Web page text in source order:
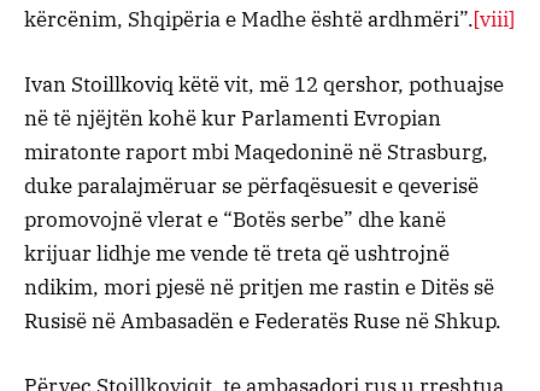
kërcënim, Shqipëria e Madhe është ardhmëri”.[viii]
Ivan Stoillkoviq këtë vit, më 12 qershor, pothuajse
në të njëjtën kohë kur Parlamenti Evropian
miratonte raport mbi Maqedoninë në Strasburg,
duke paralajmëruar se përfaqësuesit e qeverisë
promovojnë vlerat e “Botës serbe” dhe kanë
krijuar lidhje me vende të treta që ushtrojnë
ndikim, mori pjesë në pritjen me rastin e Ditës së
Rusisë në Ambasadën e Federatës Ruse në Shkup.